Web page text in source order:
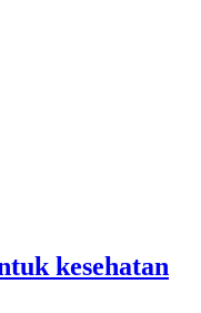
kesehatan